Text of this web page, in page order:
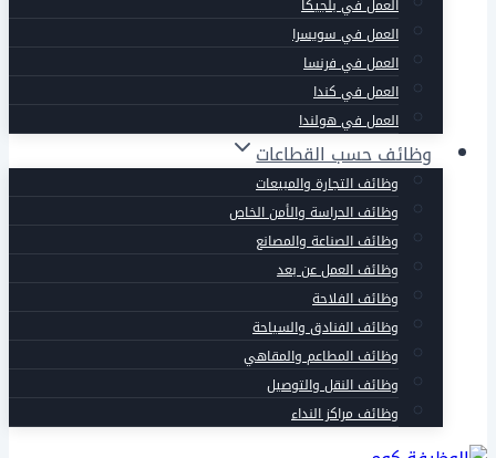
العمل في بلجيكا
العمل في سويسرا
العمل في فرنسا
العمل في كندا
العمل في هولندا
وظائف حسب القطاعات
وظائف التجارة والمبيعات
وظائف الحراسة والأمن الخاص
وظائف الصناعة والمصانع
وظائف العمل عن بعد
وظائف الفلاحة
وظائف الفنادق والسياحة
وظائف المطاعم والمقاهي
وظائف النقل والتوصيل
وظائف مراكز النداء